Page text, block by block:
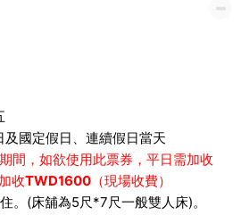
國定假日、連續假日當天
間，如欲使用此票券，平日需加收
收TWD1600（現場收費）
。(床舖為5尺*7尺一般雙人床)。